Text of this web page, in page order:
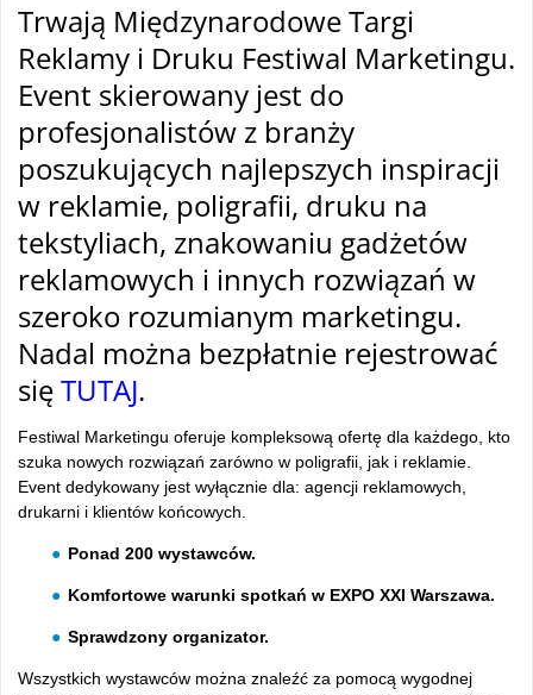
Trwają Międzynarodowe Targi
Reklamy i Druku Festiwal Marketingu.
Event skierowany jest do
profesjonalistów z branży
poszukujących najlepszych inspiracji
w reklamie, poligrafii, druku na
tekstyliach, znakowaniu gadżetów
reklamowych i innych rozwiązań w
szeroko rozumianym marketingu.
Nadal można bezpłatnie rejestrować
sięTUTAJ.
Festiwal Marketingu oferuje kompleksową ofertę dla każdego, kto
szuka nowych rozwiązań zarówno w poligrafii, jak i reklamie.
Event dedykowany jest wyłącznie dla: agencji reklamowych,
drukarni i klientów końcowych.
Ponad 200 wystawców.
Komfortowe warunki spotkań w EXPO XXI Warszawa.
Sprawdzony organizator.
Wszystkich wystawców można znaleźć za pomocą wygodnej